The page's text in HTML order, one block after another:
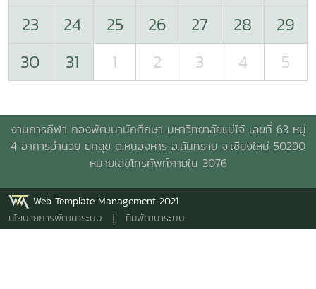
23
24 25 26 27 28
29
30
31 1 2 3 4 5
งานการกีฬา กองพัฒนานักศึกษา มหาวิทยาลัยแม่โจ้ เลขที่ 63 หมู่
4 อาคารอำนวย ยศสุข ต.หนองหาร อ.สันทราย จ.เชียงใหม่ 50290
หมายเลขโทรศัพท์ภายใน 3076
Web Template Management 2021
นโยบายการพัฒนาระบบ | ทีมพัฒนาระบบ